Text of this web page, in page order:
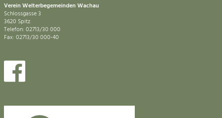
Verein Welterbegemeinden Wachau
Schlossgasse 3
3620 Spitz
Telefon: 02713/30 000
Fax: 02713/30 000-40